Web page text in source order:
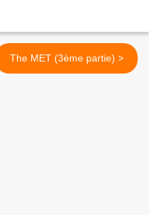
The MET (3ème partie) >